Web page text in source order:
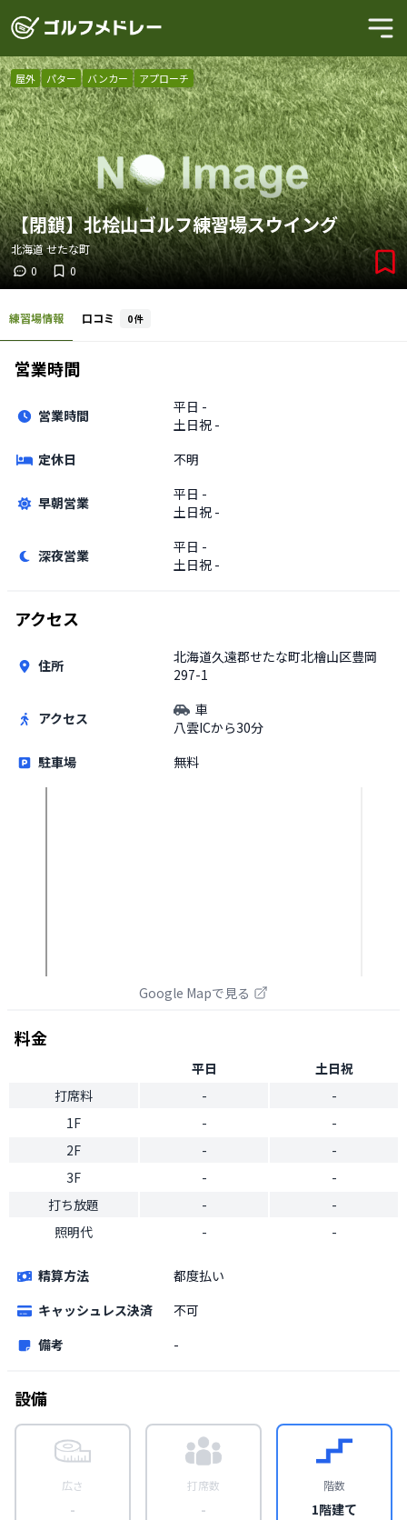
屋外 パター バンカー アプローチ
【閉鎖】北桧山ゴルフ練習場スウイング
北海道せたな町
0
0
練習場情報 口コミ 0件
営業時間
営業時間 平日 -
土日祝 -
定休日
不明
早朝営業 平日 -
土日祝 -
深夜営業 平日 -
土日祝 -
アクセス
住所
北海道久遠郡せたな町北檜山区豊岡
297-1
アクセス
車
八雲ICから30分
駐車場
無料
Google Mapで見る
料金
平日
土日祝
打席料
-
-
1F
-
-
2F
-
-
3F
-
-
打ち放題
-
-
照明代
- -
精算方法
都度払い
キャッシュレス決済
不可
備考
-
設備
広さ
-
打席数
-
階数
1階建て